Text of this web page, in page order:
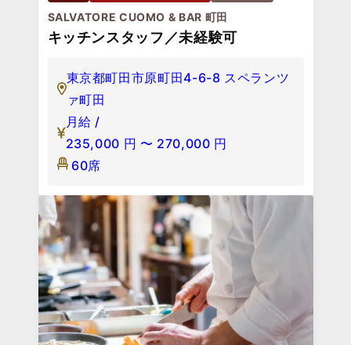
SALVATORE CUOMO & BAR 町田
キッチンスタッフ／未経験可
東京都町田市原町田4-6-8 スペランツ
ァ町田
月給 /
235,000 円 〜 270,000 円
60席